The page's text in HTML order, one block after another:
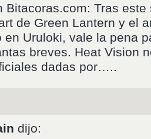
Bitacoras.com: Tras
de Green Lantern y el
en Uruloki, vale la pena
breves. Heat Vision
dadas por…..
dijo: